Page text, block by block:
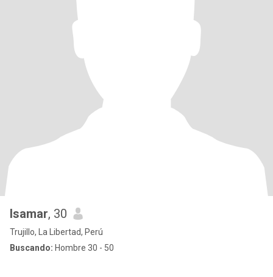
Isamar, 30
Trujillo, La Libertad, Perú
Buscando: Hombre 30 - 50